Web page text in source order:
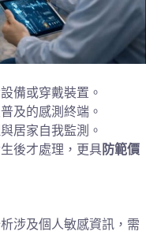
備或穿戴裝置。
及的感測終端。
居家自我監測。
後才處理，更具防範價
涉及個人敏感資訊，需